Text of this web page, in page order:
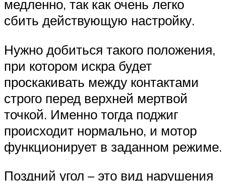
медленно, так как очень легко
сбить действующую настройку.
Нужно добиться такого положения,
при котором искра будет
проскакивать между контактами
строго перед верхней мертвой
точкой. Именно тогда поджиг
происходит нормально, и мотор
функционирует в заданном режиме.
Поздний угол – это вид нарушения